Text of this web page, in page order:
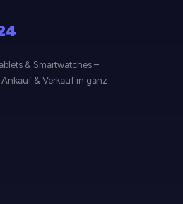
& Smartwatches –
& Verkauf in ganz